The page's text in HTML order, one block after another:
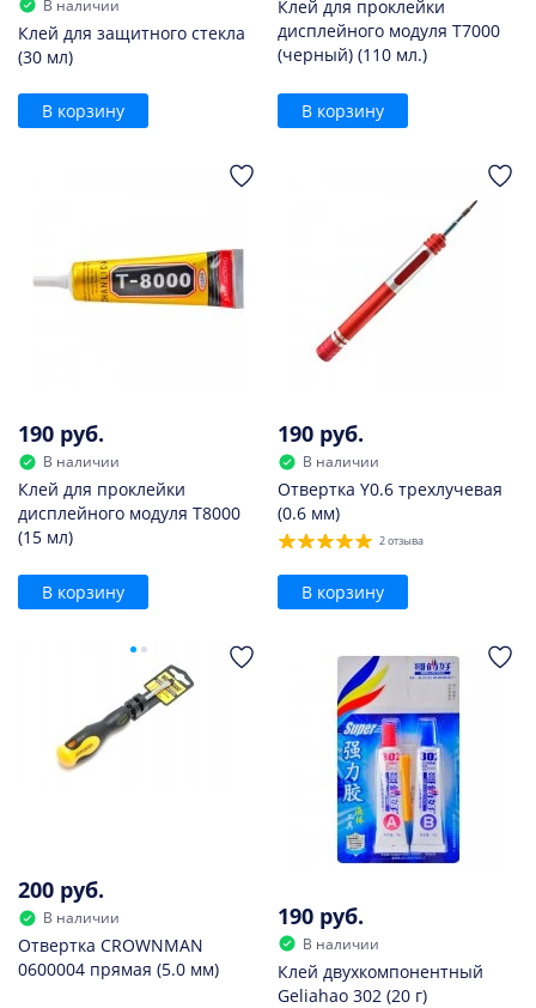
В наличии
Клей для защитного стекла
(30 мл)
В корзину
Клей для проклейки
дисплейного модуля T7000
(черный) (110 мл.)
В корзину
190 руб.
В наличии
Клей для проклейки
дисплейного модуля T8000
(15 мл)
В корзину
190 руб.
В наличии
Отвертка Y0.6 трехлучевая
(0.6 мм)
2 отзыва
В корзину
200 руб.
В наличии
Отвертка CROWNMAN
0600004 прямая (5.0 мм)
190 руб.
В наличии
Клей двухкомпонентный
Geliahao 302 (20 г)